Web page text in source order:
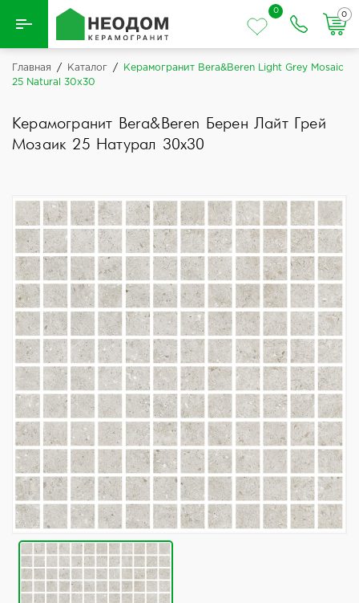
Назад
0
0
Главная / Каталог /
Керамогранит Bera&Beren Light Grey Mosaic
25 Natural 30x30
Керамогранит Bera&Beren Берен Лайт Грей
Мозаик 25 Натурал 30x30